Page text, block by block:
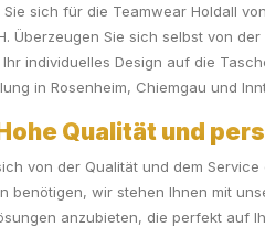
Sie sich für die Teamwear Holdall
Überzeugen Sie sich selbst von
individuelles Design auf die
in Rosenheim, Chiemgau und
Qualität und
von der Qualität und dem
benötigen, wir stehen Ihnen mit
anzubieten, die perfekt auf